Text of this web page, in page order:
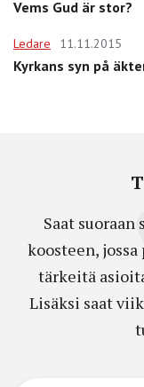
Vems Gud är stor?
Ledare 11.11.2015
Kyrkans syn på
Saat
koosteen,
tärkeitä
Lisäksi saat